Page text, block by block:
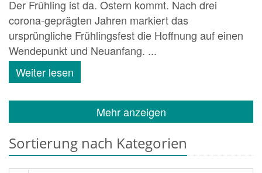
Der Frühling ist da. Ostern kommt. Nach drei
corona-geprägten Jahren markiert das
ursprüngliche Frühlingsfest die Hoffnung auf einen
Wendepunkt und Neuanfang. ...
Weiter lesen
Mehr anzeigen
Sortierung nach Kategorien